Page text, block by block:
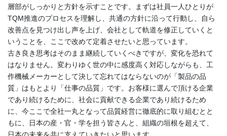
層部がしっかりと方針を示すことです。まずは社員一人ひとりが
TQM推進のプロセスを理解し、共通の方針に沿って行動し、自ら
改善点を見つけ出し声を上げ、会社として軌道を修正していくと
いうことを、ここで改めて定着させたいと思っています。
古き良き思考はそのまま継続していくべきですが、変化を恐れて
はなりません。変わりゆく世の中に感度高く対応しながらも、工
作機械メーカーとして決して忘れてはならないのが「製品の品
質」はもとより「仕事の品質」です。お客様に選んで頂ける企業
であり続けるために、社会に貢献できる企業であり続けるため
に、今ここで全社一丸となって品質経営に徹底的に取り組むとと
もに、日本の産・官・学を担う皆さんと、組織の垣根を超えて、
日本の未来を共に支えていきたいと思います。